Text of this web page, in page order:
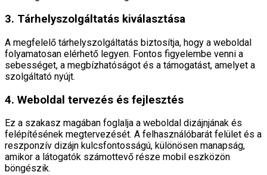
3. Tárhelyszolgáltatás kiválasztása
A megfelelő tárhelyszolgáltatás biztosítja, hogy a weboldal
folyamatosan elérhető legyen. Fontos figyelembe venni a
sebességet, a megbízhatóságot és a támogatást, amelyet a
szolgáltató nyújt.
4. Weboldal tervezés és fejlesztés
Ez a szakasz magában foglalja a weboldal dizájnjának és
felépítésének megtervezését. A felhasználóbarát felület és a
reszponzív dizájn kulcsfontosságú, különösen manapság,
amikor a látogatók számottevő része mobil eszközön
böngészik.